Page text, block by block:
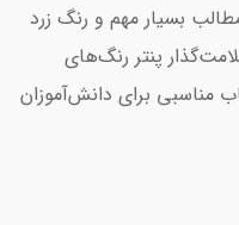
بسیار مهم و رنگ زرد
پنتر رنگ‌های
مناسبی برای دانش‌آموزان